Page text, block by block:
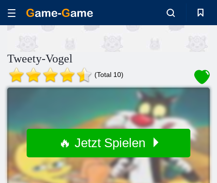
Tweety-Vogel
(Total 10)
🔥 Jetzt Spielen